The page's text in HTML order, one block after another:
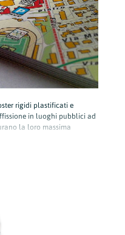
rigidi plastificati e
in luoghi pubblici ad
la loro massima
uffici turistici, stadio